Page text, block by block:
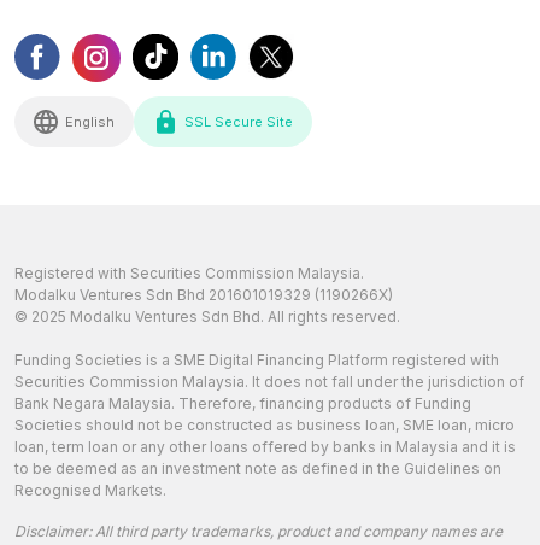
English SSL Secure Site
Registered with Securities Commission Malaysia.
Modalku Ventures Sdn Bhd 201601019329 (1190266X)
© 2025 Modalku Ventures Sdn Bhd. All rights reserved.
Funding Societies is a SME Digital Financing Platform registered with
Securities Commission Malaysia. It does not fall under the jurisdiction of
Bank Negara Malaysia. Therefore, financing products of Funding
Societies should not be constructed as business loan, SME loan, micro
loan, term loan or any other loans offered by banks in Malaysia and it is
to be deemed as an investment note as defined in the Guidelines on
Recognised Markets.
Disclaimer: All third party trademarks, product and company names are